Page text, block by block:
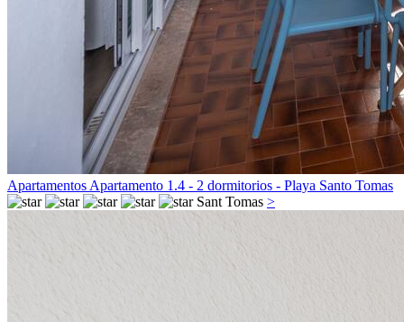
Apartamentos Apartamento 1.4 - 2 dormitorios - Playa Santo Tomas
Sant Tomas >